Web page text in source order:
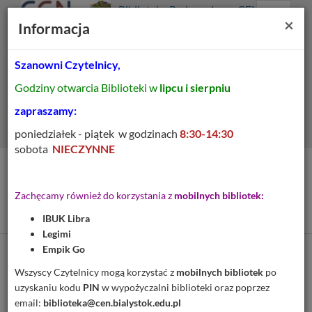
główne
główna
Prolib
główna
Biblioteka Pedagogiczna CEN
Menu
biblijnych
Dodaj na Twoją półkę
×
Informacja
Szanowni Czytelnicy,
Godziny otwarcia Biblioteki w lipcu i sierpniu
zapraszamy:
poniedziałek - piątek w godzinach 8:30-14:30
sobota NIECZYNNE
Zachęcamy również do korzystania z mobilnych bibliotek:
IBUK Libra
Legimi
Empik Go
Wszyscy Czytelnicy mogą korzystać z mobilnych bibliotek po
uzyskaniu kodu PIN w wypożyczalni biblioteki oraz poprzez
email: biblioteka@cen.bialystok.edu.pl